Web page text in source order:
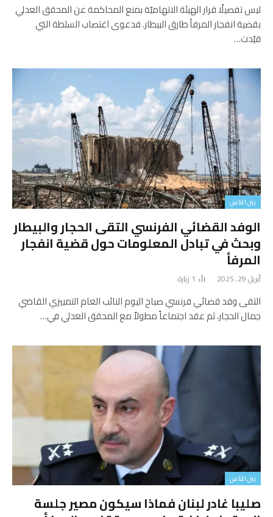
ليس تفصيلًا قرار الهيئة الاتهاميّة بمنع المحاكمة عن المحقق العدلي
بقضية انفجار المرفأ طارق البيطار. فدعوى اغتصاب السلطة التي
قيّدت…
بين الناس
الوفد القضائي الفرنسي التقى الحجار والبيطار
وبحث في تبادل المعلومات حول قضية انفجار
المرفأ
أبريل 29, 2025 1 زيارة
التقى وفد قضائي فرنسي صباح اليوم النائب العام التمييزي القاضي
جمال الحجار، ثم عقد اجتماعاً مطولاً مع المحقق العدلي في…
بين الناس
صليبا غادر لبنان فماذا سيكون مصير جلسة